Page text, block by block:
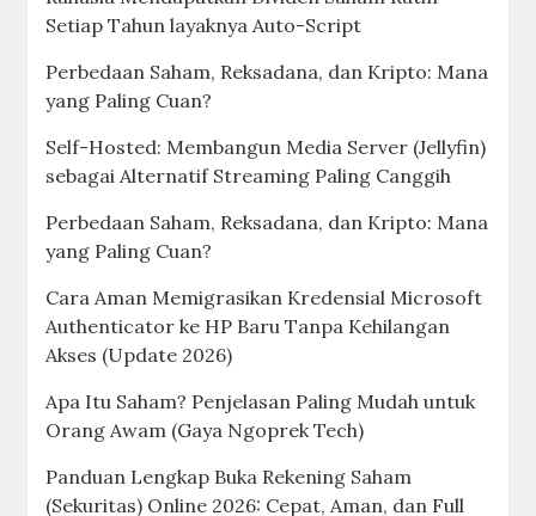
Setiap Tahun layaknya Auto-Script
Perbedaan Saham, Reksadana, dan Kripto: Mana
yang Paling Cuan?
Self-Hosted: Membangun Media Server (Jellyfin)
sebagai Alternatif Streaming Paling Canggih
Perbedaan Saham, Reksadana, dan Kripto: Mana
yang Paling Cuan?
Cara Aman Memigrasikan Kredensial Microsoft
Authenticator ke HP Baru Tanpa Kehilangan
Akses (Update 2026)
Apa Itu Saham? Penjelasan Paling Mudah untuk
Orang Awam (Gaya Ngoprek Tech)
Panduan Lengkap Buka Rekening Saham
(Sekuritas) Online 2026: Cepat, Aman, dan Full